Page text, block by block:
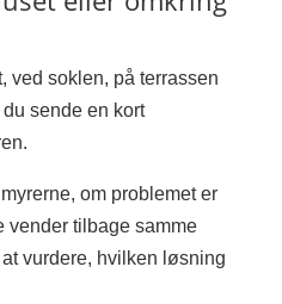
ved soklen, på terrassen
sende en kort
om problemet er
vender tilbage samme
vurdere, hvilken løsning